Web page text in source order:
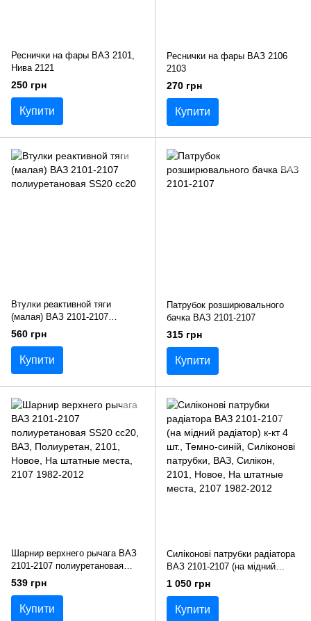
Реснички на фары ВАЗ 2101,
Нива 2121
250 грн
Купити
Реснички на фары ВАЗ 2106
2103
270 грн
Купити
Втулки реактивной тяги
(малая) ВАЗ 2101-2107
полиуретановая SS20 сс20
560 грн
Купити
Патрубок розширювального
бачка ВАЗ 2101-2107
315 грн
Купити
Шарнир верхнего рычага ВАЗ
2101-2107 полиуретановая
SS20 сс20
539 грн
Купити
Силіконові патрубки радіатора
ВАЗ 2101-2107 (на мідний
радіатор) к-кт 4 шт.
1 050 грн
Купити